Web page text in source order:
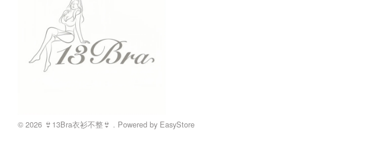
© 2026 👙13Bra衣衫不整👙 . Powered by EasyStore